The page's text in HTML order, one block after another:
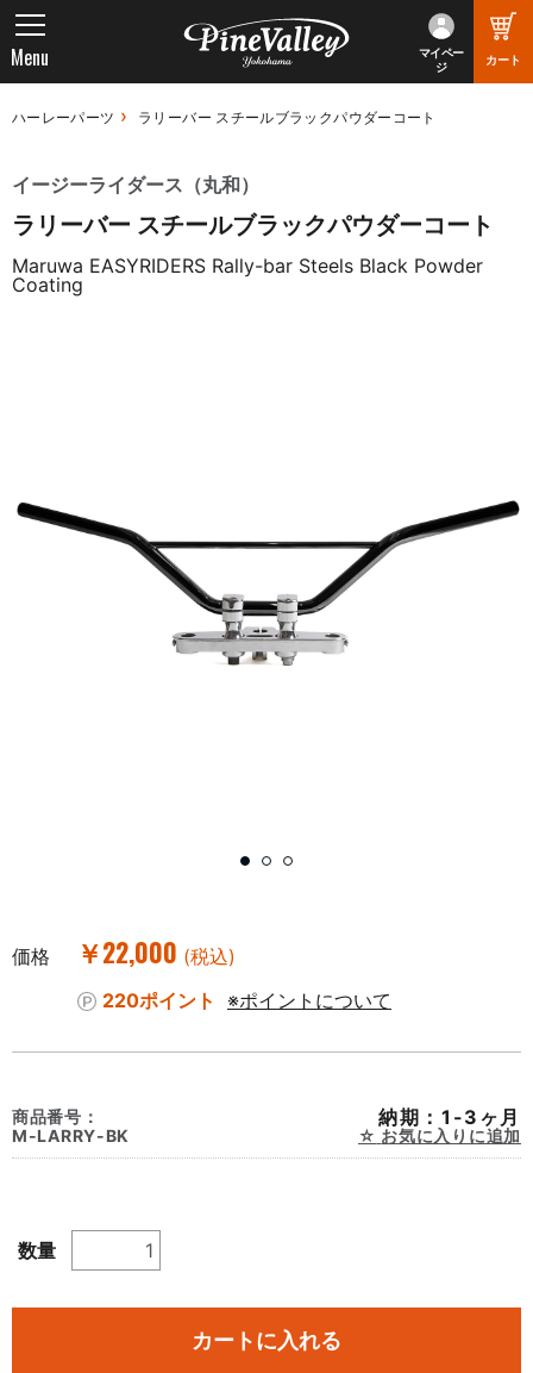
マイペー
ジ
カート
Menu
ハーレーパーツ ラリーバー スチールブラックパウダーコート
イージーライダース（丸和）
ラリーバー スチールブラックパウダーコート
Maruwa EASYRIDERS Rally-bar Steels Black Powder
Coating
価格 ￥22,000 (税込)
220ポイント
※ポイントについて
商品番号：
M-LARRY-BK
納期：1-3ヶ月
お気に入りに追加
数量
カートに入れる